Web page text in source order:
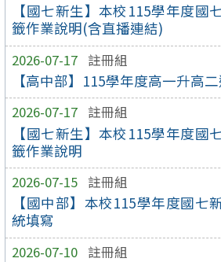
【國七新生】本校115學年度國
籤作業說明(含直播連結)
2026-07-17 註冊組
【高中部】115學年度高一升高
2026-07-17 註冊組
【國七新生】本校115學年度國
籤作業說明
2026-07-15 註冊組
【國中部】本校115學年度國七
統填寫
2026-07-10 註冊組